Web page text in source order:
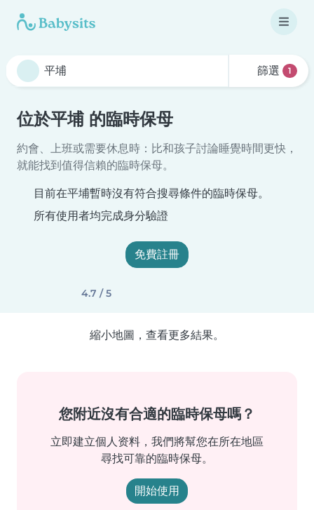
篩選 1
位於平埔 的臨時保母
約會、上班或需要休息時：比和孩子討論睡覺時間更快，
就能找到值得信賴的臨時保母。
目前在平埔暫時沒有符合搜尋條件的臨時保母。
所有使用者均完成身分驗證
免費註冊
4.7 / 5
縮小地圖，查看更多結果。
您附近沒有合適的臨時保母嗎？
立即建立個人资料，我們將幫您在所在地區
尋找可靠的臨時保母。
開始使用